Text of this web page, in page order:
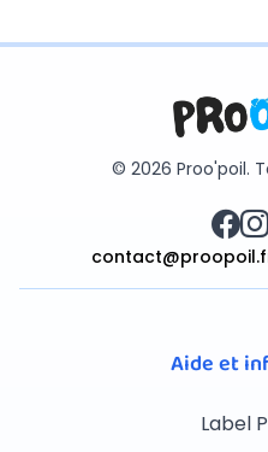
© 2026 Proo'poil.
Aide et
Label